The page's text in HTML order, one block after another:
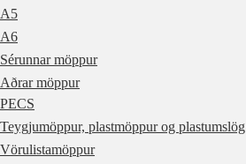
A5
A6
Sérunnar möppur
Aðrar möppur
PECS
Teygjumöppur, plastmöppur og plastumslög
Vörulistamöppur